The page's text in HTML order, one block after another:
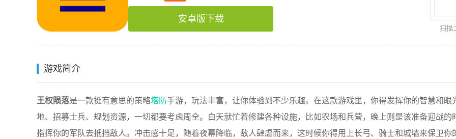
安卓版下载
扫描
游戏简介
王权陨落是一款挺有意思的策略塔防手游，玩法丰富，让你体验到不少乐趣。在这款游戏里，你得发挥你的智慧和眼
地、招募士兵、规划资源，一切都要考虑周全。白天就忙着修建各种设施，比如农场和兵营，晚上则是该准备迎战的
指挥你的军队去抵挡敌人。冲击感十足，随着夜幕降临，敌人肆虐而来，这时候你得用上长弓、骑士和城墙来保卫你